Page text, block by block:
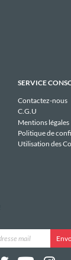
SERVICE
Contactez-nous
C.G.U
Mentions légales
Politique de
Utilisation des